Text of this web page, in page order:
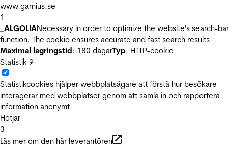
www.garnius.se
1
_ALGOLIANecessary in order to optimize the website's search-
function. The cookie ensures accurate and fast search results.
Maximal lagringstid: 180 dagarTyp: HTTP-cookie
Statistik 9
Statistikcookies hjälper webbplatsägare att förstå hur besökare
interagerar med webbplatser genom att samla in och rapportera
information anonymt.
Hotjar
3
Läs mer om den här leverantören